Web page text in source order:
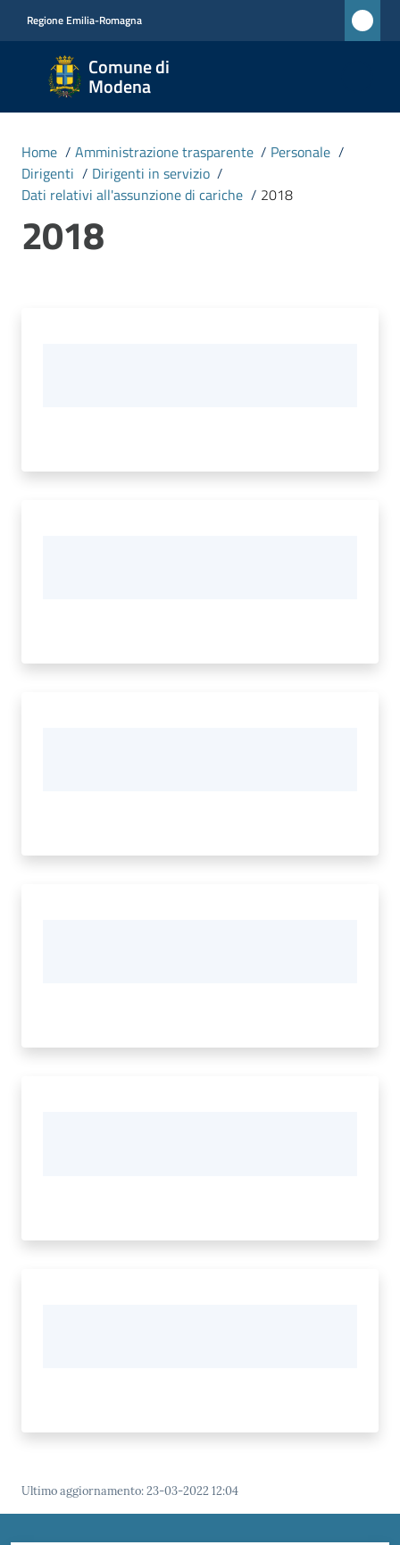
Regione Emilia-Romagna
Comune di
Modena
Comune
di
Modena
CIVICA
MONET
Amministrazione
Home / Amministrazione trasparente / Personale /
Dirigenti / Dirigenti in servizio /
Dati relativi all'assunzione di cariche / 2018
2018
Ultimo aggiornamento:23-03-2022 12:04